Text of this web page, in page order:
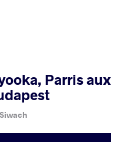
Parris aux